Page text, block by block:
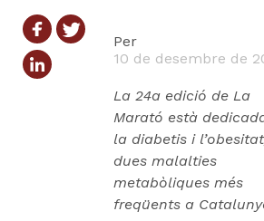
Per
10 de desembre de
La 24a edició de La
Marató està
la diabetis i
dues malalties
metabòliques més
freqüents a